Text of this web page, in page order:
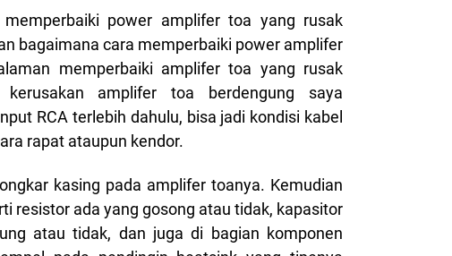
power amplifer toa yang rusak
bagaimana cara memperbaiki power amplifer
memperbaiki amplifer toa yang rusak
kerusakan amplifer toa berdengung saya
RCA terlebih dahulu, bisa jadi kondisi kabel
rapat ataupun kendor.
kasing pada amplifer toanya. Kemudian
resistor ada yang gosong atau tidak, kapasitor
atau tidak, dan juga di bagian komponen